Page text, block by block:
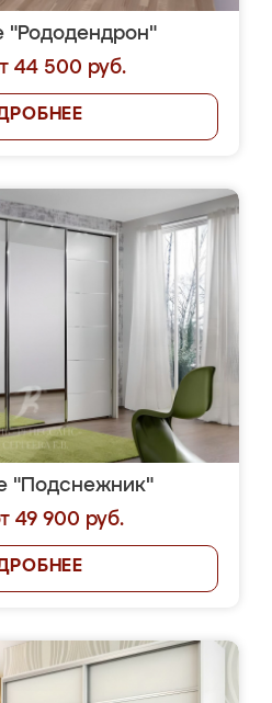
"Рододендрон"
44 500 руб.
"Подснежник"
49 900 руб.